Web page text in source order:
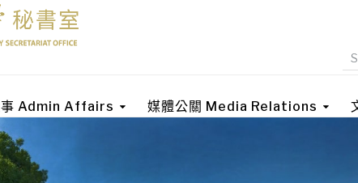
事 Admin Affairs 媒體公關 Media Relations